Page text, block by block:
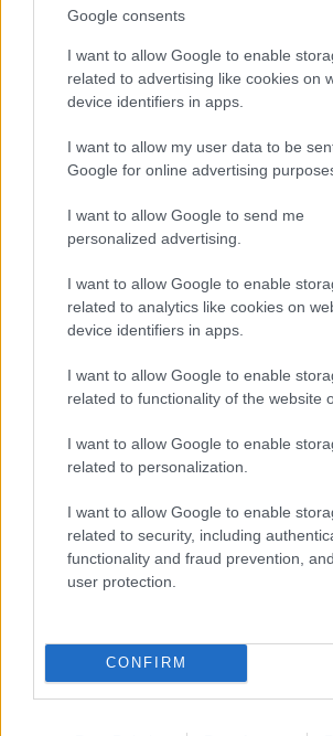
Google consents
I want to allow Google to enable
related to advertising like cookies on
device identifiers in apps.
I want to allow my user data to be
Google for online advertising
I want to allow Google to send me
personalized advertising.
I want to allow Google to enable
related to analytics like cookies on
device identifiers in apps.
I want to allow Google to enable
related to functionality of the website
I want to allow Google to enable
related to personalization.
I want to allow Google to enable
related to security, including
functionality and fraud prevention,
user protection.
CONFIRM
De jelölték díjakra az Ex Machina c.
Angelina Jolie után ő lett Lara Croft -
nemcsak azért, mert tehetséges,
Fassbender felesége.
Fotó: Larry Busacca / Getty Images
Jön még kép!